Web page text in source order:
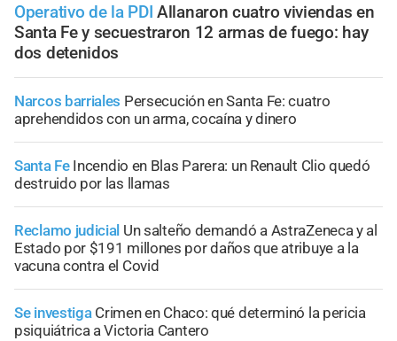
Operativo de la PDI Allanaron cuatro viviendas en
Santa Fe y secuestraron 12 armas de fuego: hay
dos detenidos
Narcos barriales Persecución en Santa Fe: cuatro
aprehendidos con un arma, cocaína y dinero
Santa Fe Incendio en Blas Parera: un Renault Clio quedó
destruido por las llamas
Reclamo judicial Un salteño demandó a AstraZeneca y al
Estado por $191 millones por daños que atribuye a la
vacuna contra el Covid
Se investiga Crimen en Chaco: qué determinó la pericia
psiquiátrica a Victoria Cantero